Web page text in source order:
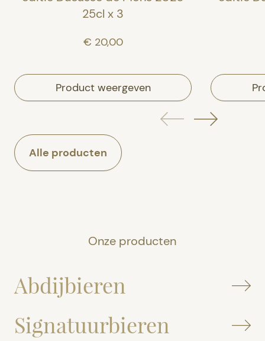
25cl x 3
€ 20,00
Product weergeven
Alle producten
Onze producten
Abdijbieren
Signatuurbieren